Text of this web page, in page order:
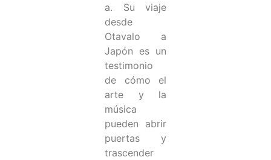
a. Su viaje
desde
Otavalo a
Japón es un
testimonio
de cómo el
arte y la
música
pueden abrir
puertas y
trascender